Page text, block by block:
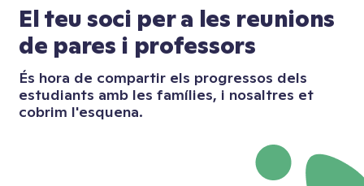
El teu soci per a les reunions
de pares i professors
És hora de compartir els progressos dels
estudiants amb les famílies, i nosaltres et
cobrim l'esquena.